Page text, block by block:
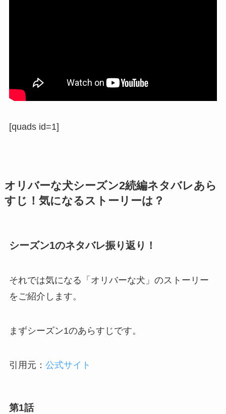
[quads id=1]
オリバーな犬シーズン2続編ネタバレあら
すじ！気になるストーリーは？
シーズン1のネタバレ振り返り！
それでは気になる「オリバーな犬」のストーリー
をご紹介します。
まずシーズン1のあらすじです。
引用元： 公式サイト
第1話